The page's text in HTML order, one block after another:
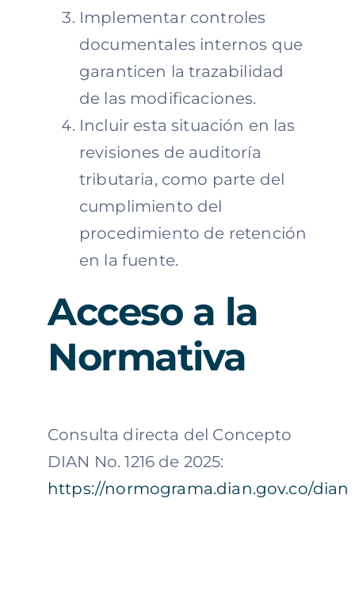
Implementar controles
documentales internos que
garanticen la trazabilidad
de las modificaciones.
Incluir esta situación en las
revisiones de auditoría
tributaria, como parte del
cumplimiento del
procedimiento de retención
en la fuente.
Acceso a la
Normativa
Consulta directa del Concepto
DIAN No. 1216 de 2025:
https://normograma.dian.gov.co/dian